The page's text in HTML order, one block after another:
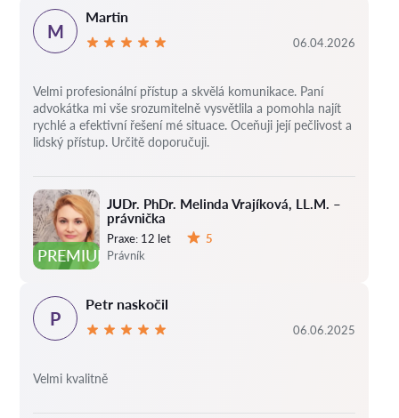
PREMIUM
JUDr. PhDr. Melinda Vrajíková, LL.M. –
právnička
Praxe: 12 let
5
Právník
M
Martin
06.04.2026
Velmi profesionální přístup a skvělá komunikace. Paní
advokátka mi vše srozumitelně vysvětlila a pomohla najít
rychlé a efektivní řešení mé situace. Oceňuji její pečlivost a
lidský přístup. Určitě doporučuji.
P
Petr naskočil
06.06.2025
Velmi kvalitně